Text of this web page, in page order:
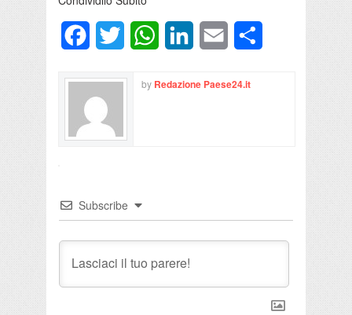
FacebookTwitter WhatsAppLinkedInEmail
by Redazione Paese24.it
Subscribe